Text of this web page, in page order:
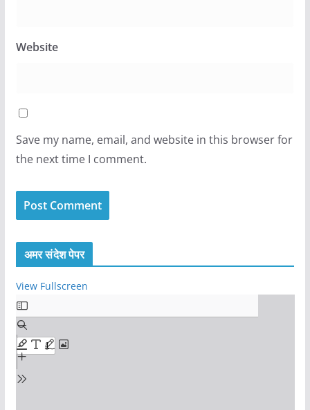
Website
Save my name, email, and website in this browser for
the next time I comment.
अमर संदेश पेपर
View Fullscreen
S
k
i
p
t